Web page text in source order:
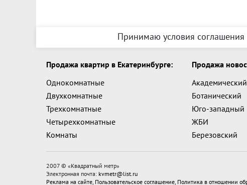
Принимаю условия соглашения
Продажа квартир в Екатеринбурге:
Однокомнатные
Двухкомнатные
Трехкомнатные
Четырехкомнатные
Комнаты
Продажа
Академический
Ботанический
Юго-западный
ЖБИ
Березовский
2007 © «Квадратный метр»
Электронная почта: kvmetr@list.ru
Реклама на сайте, Пользовательское соглашение, Политика в отношении